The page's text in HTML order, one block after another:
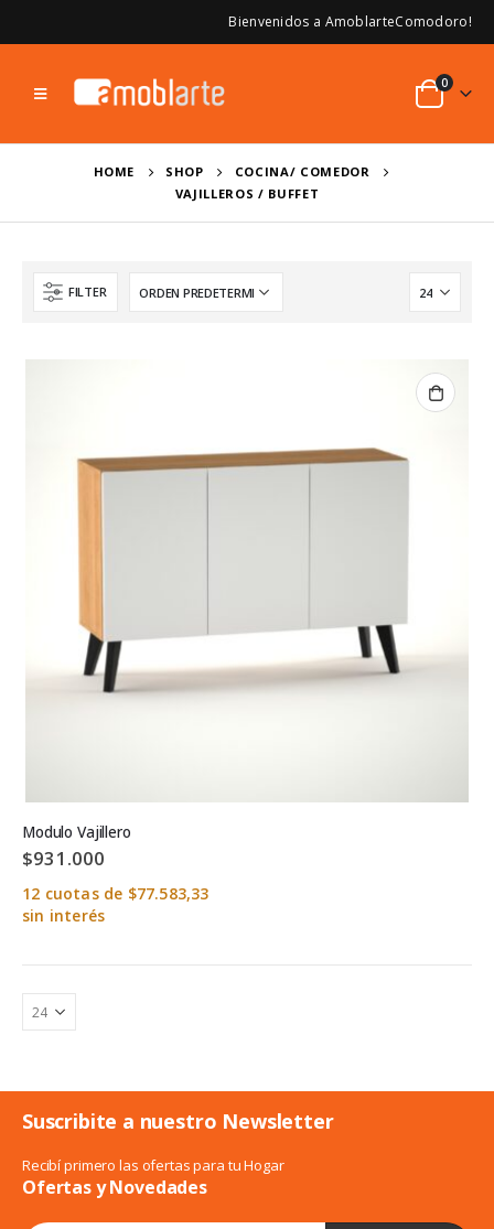
Bienvenidos a AmoblarteComodoro!
0
HOME SHOP
COCINA/ COMEDOR
VAJILLEROS / BUFFET
FILTER
Modulo Vajillero
$931.000
12 cuotas de $77.583,33
sin interés
Suscribite a nuestro Newsletter
Recibí primero las ofertas para tu Hogar
Ofertas y Novedades